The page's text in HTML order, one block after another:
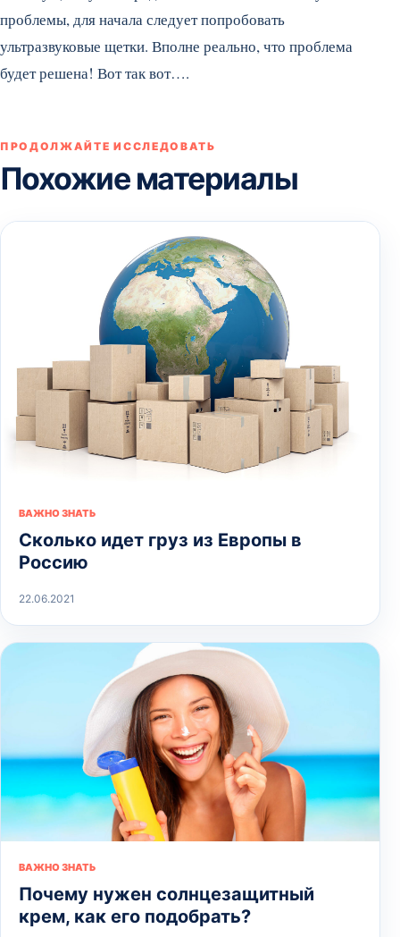
проблемы, для начала следует попробовать
ультразвуковые щетки. Вполне реально, что проблема
будет решена! Вот так вот….
ПРОДОЛЖАЙТЕ ИССЛЕДОВАТЬ
Похожие материалы
ВАЖНО ЗНАТЬ
Сколько идет груз из Европы в
Россию
22.06.2021
ВАЖНО ЗНАТЬ
Почему нужен солнцезащитный
крем, как его подобрать?